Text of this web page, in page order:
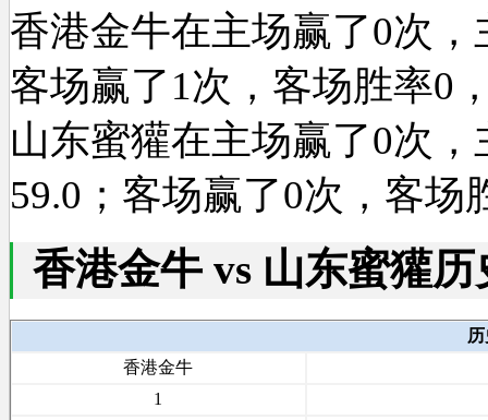
香港金牛在主场赢了0次
客场赢了1次，客场胜率0
山东蜜獾在主场赢了0次
59.0；客场赢了0次，客场
香港金牛 vs 山东蜜獾
香港金牛
1